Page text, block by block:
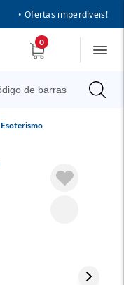
• Ofertas imperdíveis!
0
Esoterismo